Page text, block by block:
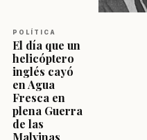
POLÍTICA
El día que un
helicóptero
inglés cayó
en Agua
Fresca en
plena Guerra
de las
Malvinas